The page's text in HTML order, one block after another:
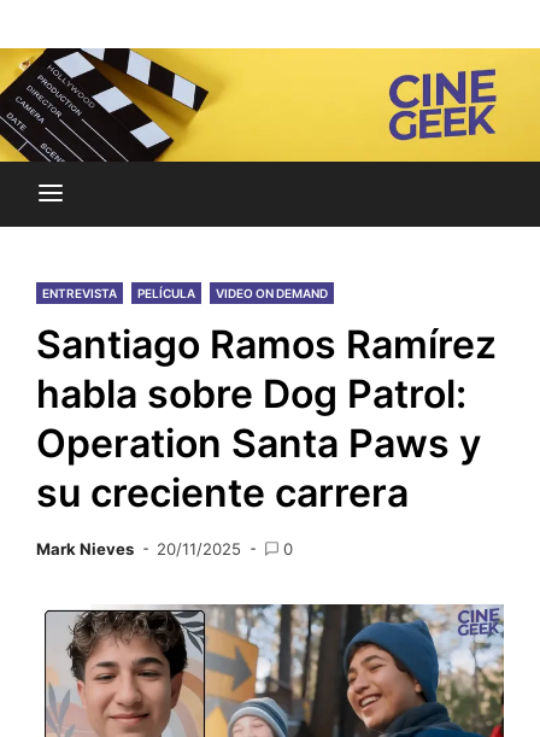
to
contentCine Geek
ENTREVISTA PELÍCULA VIDEO ON DEMAND
Santiago Ramos Ramírez
habla sobre Dog Patrol:
Operation Santa Paws y
su creciente carrera
Mark Nieves 20/11/2025 0